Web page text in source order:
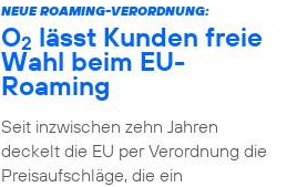
NEUE ROAMING-VERORDNUNG:
O2 lässt Kunden freie
Wahl beim EU-
Roaming
Seit inzwischen zehn Jahren
deckelt die EU per Verordnung die
Preisaufschläge, die ein